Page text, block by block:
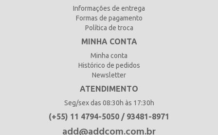
Informações de entrega
Formas de pagamento
Política de troca
MINHA CONTA
Minha conta
Histórico de pedidos
Newsletter
ATENDIMENTO
Seg/sex das 08:30h às 17:30h
(+55) 11 4794-5050 / 93481-8971